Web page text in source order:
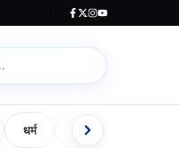
धर्म इलेक्शन काउंटडाउन
Election-2023